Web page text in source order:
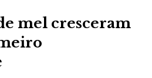
mel cresceram